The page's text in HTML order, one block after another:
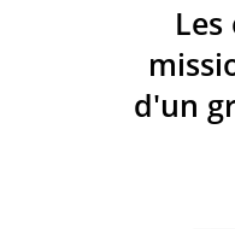
d'un